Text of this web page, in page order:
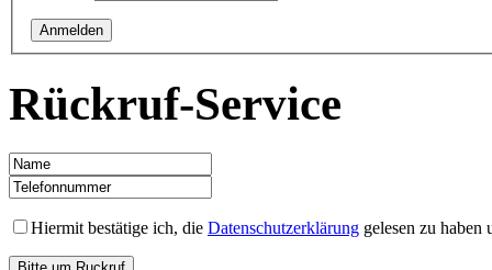
Rückruf-Service
Hiermit bestätige ich, die Datenschutzerklärung gelesen zu haben